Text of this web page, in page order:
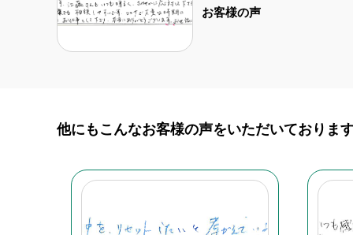
お客様の声
他にもこんなお客様の声をいただいておりま